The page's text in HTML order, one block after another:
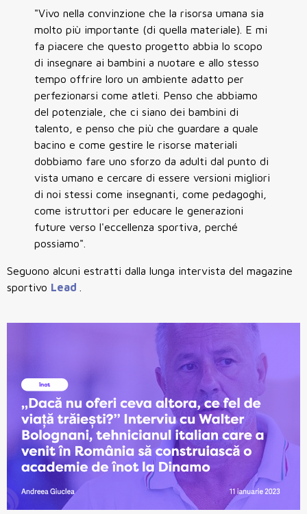
"Vivo nella convinzione che la risorsa umana sia
molto più importante (di quella materiale). E mi
fa piacere che questo progetto abbia lo scopo
di insegnare ai bambini a nuotare e allo stesso
tempo offrire loro un ambiente adatto per
perfezionarsi come atleti. Penso che abbiamo
del potenziale, che ci siano dei bambini di
talento, e penso che più che guardare a quale
bacino e come gestire le risorse materiali
dobbiamo fare uno sforzo da adulti dal punto di
vista umano e cercare di essere versioni migliori
di noi stessi come insegnanti, come pedagoghi,
come istruttori per educare le generazioni
future verso l'eccellenza sportiva, perché
possiamo".
Seguono alcuni estratti dalla lunga intervista del magazine
sportivo Lead